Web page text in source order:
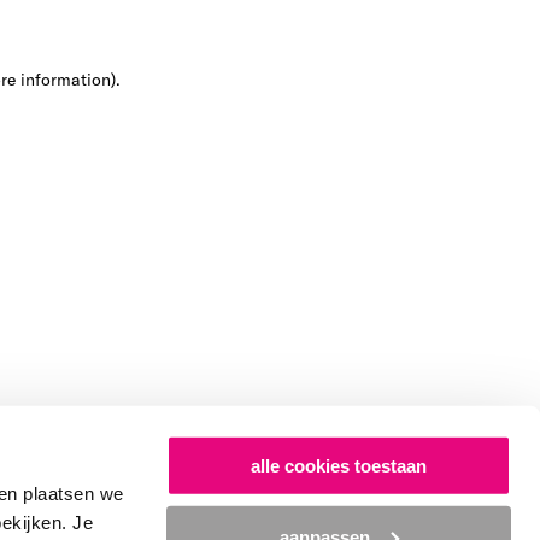
plaatsen we
Je
alle cookies toestaan
information).